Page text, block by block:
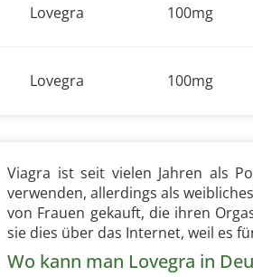
Lovegra 100mg
Lovegra 100mg
Viagra ist seit vielen Jahren als
verwenden, allerdings als
von Frauen gekauft, die ihren
sie dies über das Internet, weil es
Wo kann man Lovegra in